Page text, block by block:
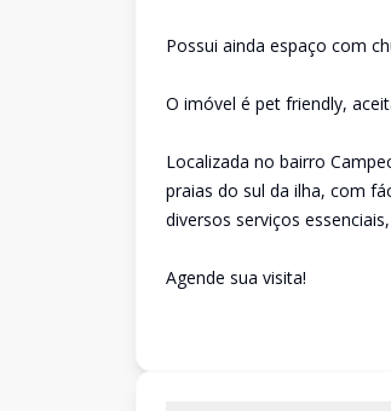
Possui ainda espaço com
O imóvel é pet friendly,
Localizada no bairro
praias do sul da ilha, com
diversos serviços
Agende sua visita!